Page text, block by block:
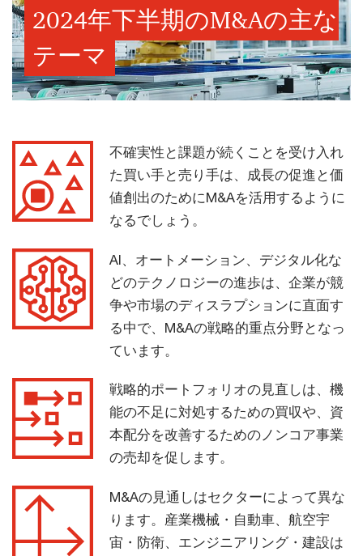
2024年下半期のM&Aの主な
テーマ
不確実性と課題が続くことを受け入れ
た買い手と売り手は、成長の促進と価
値創出のためにM&Aを活用するように
なるでしょう。
AI、オートメーション、デジタル化な
どのテクノロジーの進歩は、企業が競
争や市場のディスラプションに直面す
る中で、M&Aの戦略的重点分野となっ
ています。
戦略的ポートフォリオの見直しは、機
能の不足に対処するための買収や、資
本配分を改善するためのノンコア事業
の売却を促します。
M&Aの見通しはセクターによって異な
ります。産業機械・自動車、航空宇
宙・防衛、エンジニアリング・建設は